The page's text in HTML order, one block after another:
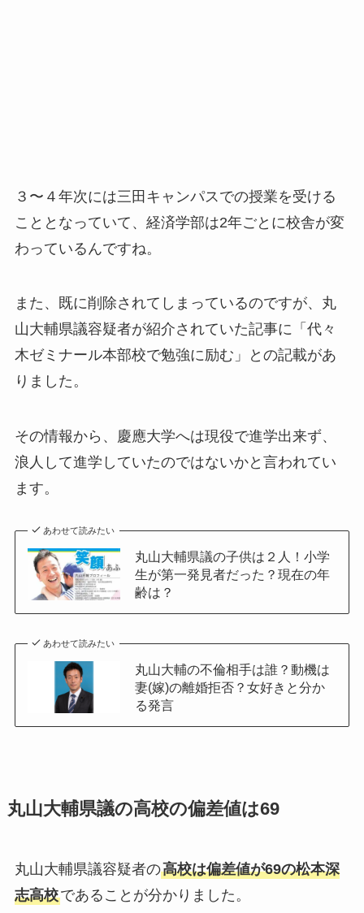
３〜４年次には三田キャンパスでの授業を受ける
こととなっていて、経済学部は2年ごとに校舎が変
わっているんですね。
また、既に削除されてしまっているのですが、丸
山大輔県議容疑者が紹介されていた記事に「代々
木ゼミナール本部校で勉強に励む」との記載があ
りました。
その情報から、慶應大学へは現役で進学出来ず、
浪人して進学していたのではないかと言われてい
ます。
あわせて読みたい
丸山大輔県議の子供は２人！小学
生が第一発見者だった？現在の年
齢は？
あわせて読みたい
丸山大輔の不倫相手は誰？動機は
妻(嫁)の離婚拒否？女好きと分か
る発言
丸山大輔県議の高校の偏差値は69
丸山大輔県議容疑者の高校は偏差値が69の松本深
志高校であることが分かりました。